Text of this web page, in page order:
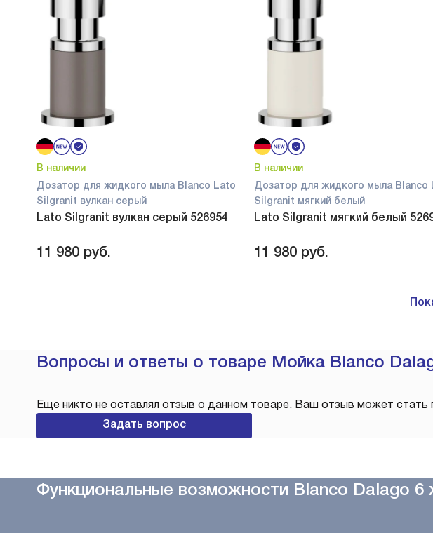
В наличии
Дозатор для жидкого мыла Blanco Lato
Silgranit вулкан серый
Lato Silgranit вулкан серый 526954
11 980 руб.
В наличии
Дозатор для жидкого мыла Blanco
Silgranit мягкий белый
Lato Silgranit мягкий белый
11 980 руб.
Вопросы и ответы о товаре Мойка Blanco
Еще никто не оставлял отзыв о данном товаре. Ваш отзыв может стать
Задать вопрос
Функциональные возможности Blanco Dalago 6